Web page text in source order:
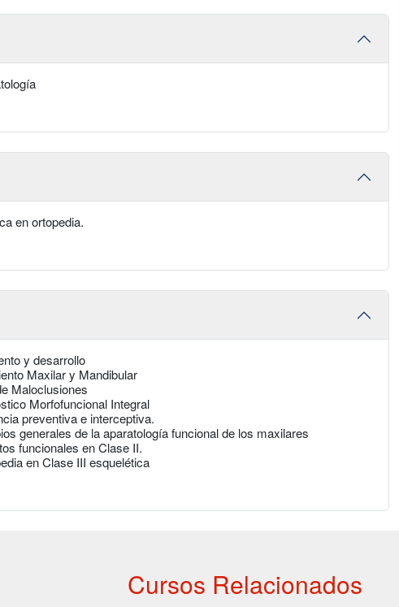
en ortopedia.
y desarrollo
Maxilar y Mandibular
Maloclusiones
Morfofuncional Integral
preventiva e interceptiva.
generales de la aparatología funcional de los maxilares
funcionales en Clase II.
en Clase III esquelética
Cursos Relacionados